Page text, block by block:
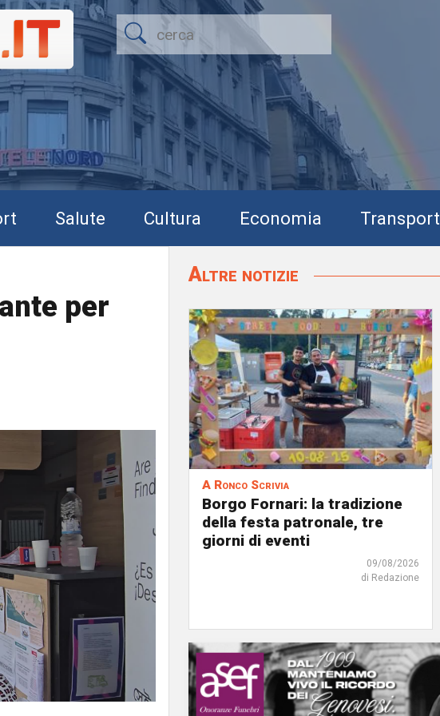
Salute Cultura Economia Transport
per
Altre notizie
A Ronco Scrivia
Borgo Fornari: la tradizione
della festa patronale, tre
giorni di eventi
09/08/2026
di Redazione